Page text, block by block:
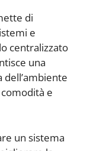
di
e
centralizzato
una
e
un sistema